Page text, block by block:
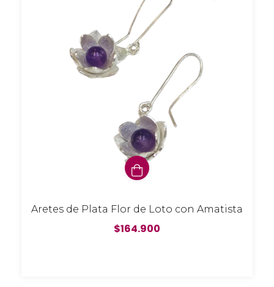
Aretes de Plata Flor de Loto con Amatista
$164.900